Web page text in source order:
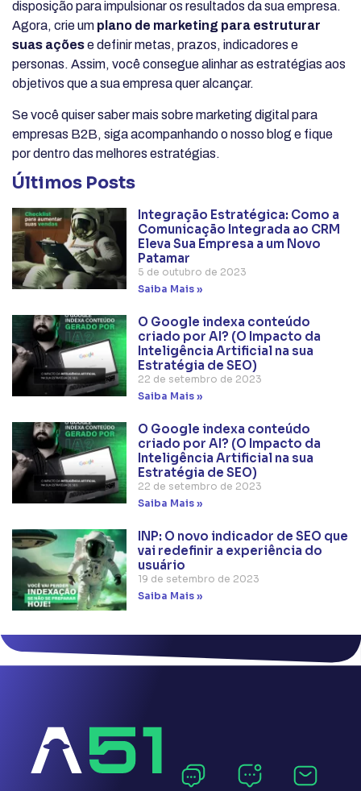
disposição para impulsionar os resultados da sua empresa.
Agora, crie um plano de marketing para estruturar
suas açõese definir metas, prazos, indicadores e
personas. Assim, você consegue alinhar as estratégias aos
objetivos que a sua empresa quer alcançar.
Se você quiser saber mais sobre marketing digital para
empresas B2B, siga acompanhando o nosso blog e fique
por dentro das melhores estratégias.
Últimos Posts
Integração Estratégica: Como a
Comunicação Integrada ao CRM
Eleva Sua Empresa a um Novo
Patamar
5 de outubro de 2023
Saiba Mais »
O Google indexa conteúdo
criado por AI? (O Impacto da
Inteligência Artificial na sua
Estratégia de SEO)
22 de setembro de 2023
Saiba Mais »
O Google indexa conteúdo
criado por AI? (O Impacto da
Inteligência Artificial na sua
Estratégia de SEO)
22 de setembro de 2023
Saiba Mais »
INP: O novo indicador de SEO que
vai redefinir a experiência do
usuário
19 de setembro de 2023
Saiba Mais »